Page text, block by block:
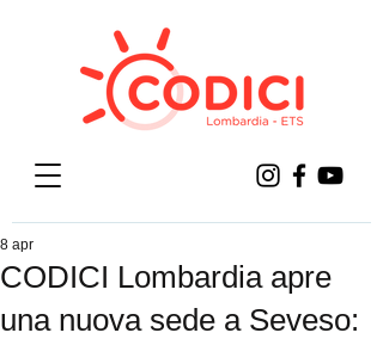
CODICI Lombardia apre
una nuova sede a Seveso:
8 apr